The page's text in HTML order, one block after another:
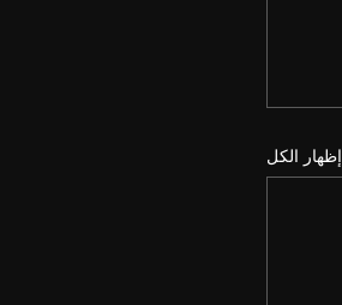
إظهار الكل